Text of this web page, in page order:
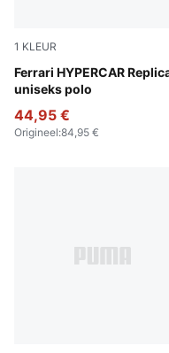
1 KLEUR
Ferrari HYPERCAR
uniseks polo
PUMA Red
44,95 €
Origineel:84,95 €